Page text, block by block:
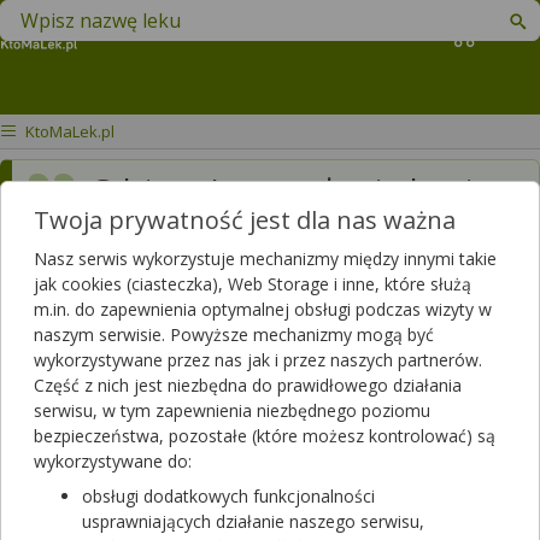
Koszyk
Znajdź lek w swojej okolicy
KtoMaLek.pl
Gdzie w Inowrocławiu kupię
szczepionkę
Dotyczy:Kobieta
Zobacz, która apteka w Twoim mieście ma lek
VaxigripTetra.
Twoja prywatność jest dla nas ważna
Nasz serwis wykorzystuje mechanizmy między innymi takie
jak cookies (ciasteczka), Web Storage i inne, które służą
m.in. do zapewnienia optymalnej obsługi podczas wizyty w
naszym serwisie. Powyższe mechanizmy mogą być
wykorzystywane przez nas jak i przez naszych partnerów.
Część z nich jest niezbędna do prawidłowego działania
serwisu, w tym zapewnienia niezbędnego poziomu
bezpieczeństwa, pozostałe (które możesz kontrolować) są
wykorzystywane do:
obsługi dodatkowych funkcjonalności
usprawniających działanie naszego serwisu,